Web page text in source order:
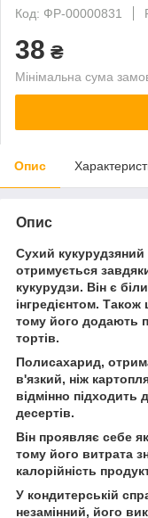
Код: ФР-00000831
38 ₴
Мінімальна сума
Опис
Опис
Сухий
отримується
кукурудзи. Він є
інгредієнтом.
тому його додають
тортів.
Полисахарид,
в'язкий, ніж
відмінно підходить
десертів.
Він проявляє себе
тому його витрата
калорійність
У кондитерській
незамінний, його